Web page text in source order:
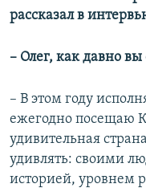
рассказал в
– Олег, как давно вы
– В этом году
ежегодно посещаю
удивительная
удивлять: своими
историей, уровнем